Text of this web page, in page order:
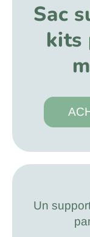
Sac
kits
Un